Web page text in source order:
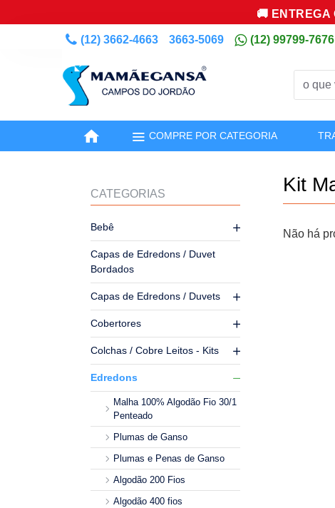
🚚
(12) 3662-4663 3663-5069 (12) 99799-7676
COMPRE POR CATEGORIA
CATEGORIAS
Bebê
Capas de Edredons / Duvet
Bordados
Capas de Edredons / Duvets
Cobertores
Colchas / Cobre Leitos - Kits
Edredons
Malha 100% Algodão Fio 30/1
Penteado
Plumas de Ganso
Plumas e Penas de Ganso
Algodão 200 Fios
Algodão 400 fios
Kit
Não há